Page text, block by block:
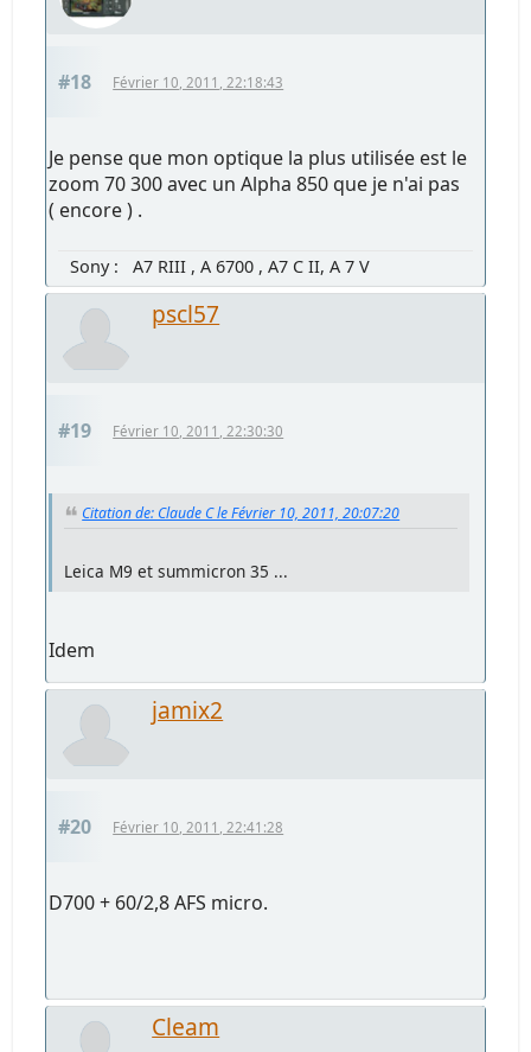
#18 Février 10, 2011, 22:18:43
Je pense que mon optique la plus utilisée est le
zoom 70 300 avec un Alpha 850 que je n'ai pas
( encore ) .
Sony : A7 RIII , A 6700 , A7 C II, A 7 V
pscl57
#19 Février 10, 2011, 22:30:30
Citation de: Claude C le Février 10, 2011, 20:07:20
Leica M9 et summicron 35 ...
Idem
jamix2
#20 Février 10, 2011, 22:41:28
D700 + 60/2,8 AFS micro.
Cleam